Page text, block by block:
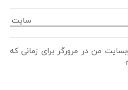
من در مرورگر برای زمانی که